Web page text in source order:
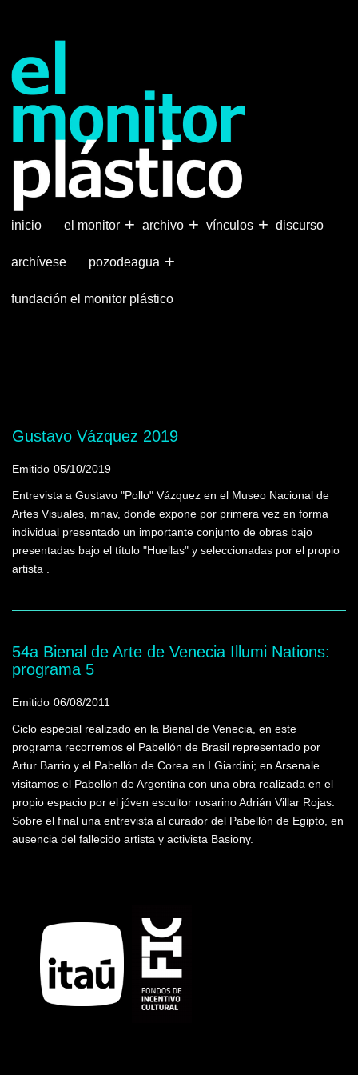
principal
inicio +
el monitor +
archivo +
vínculos discurso
archívese +
pozodeagua
fundación el monitor plástico
Gustavo Vázquez 2019
Emitido 05/10/2019
Entrevista a Gustavo "Pollo" Vázquez en el Museo Nacional de
Artes Visuales, mnav, donde expone por primera vez en forma
individual presentado un importante conjunto de obras bajo
presentadas bajo el título "Huellas" y seleccionadas por el propio
artista .
54a Bienal de Arte de Venecia Illumi Nations:
programa 5
Emitido 06/08/2011
Ciclo especial realizado en la Bienal de Venecia, en este
programa recorremos el Pabellón de Brasil representado por
Artur Barrio y el Pabellón de Corea en I Giardini; en Arsenale
visitamos el Pabellón de Argentina con una obra realizada en el
propio espacio por el jóven escultor rosarino Adrián Villar Rojas.
Sobre el final una entrevista al curador del Pabellón de Egipto, en
ausencia del fallecido artista y activista Basiony.